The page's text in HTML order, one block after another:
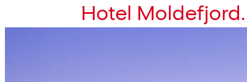
Hotel Moldefjord.